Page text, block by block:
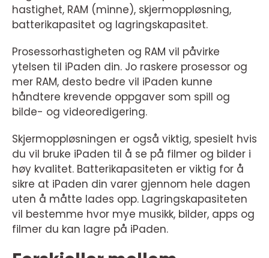
hastighet, RAM (minne), skjermoppløsning,
batterikapasitet og lagringskapasitet.
Prosessorhastigheten og RAM vil påvirke
ytelsen til iPaden din. Jo raskere prosessor og
mer RAM, desto bedre vil iPaden kunne
håndtere krevende oppgaver som spill og
bilde- og videoredigering.
Skjermoppløsningen er også viktig, spesielt hvis
du vil bruke iPaden til å se på filmer og bilder i
høy kvalitet. Batterikapasiteten er viktig for å
sikre at iPaden din varer gjennom hele dagen
uten å måtte lades opp. Lagringskapasiteten
vil bestemme hvor mye musikk, bilder, apps og
filmer du kan lagre på iPaden.